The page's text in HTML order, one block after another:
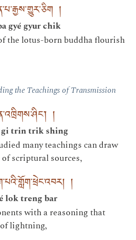
།
gyé gyur chik
the lotus-born buddha flourish
the Teachings of Transmission
།
gi trin trik shing
many teachings can draw
scriptural sources,
།
lok treng bar
with a reasoning that
lightning,